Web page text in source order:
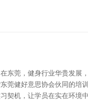
东莞，健身行业华贵发
莞健好意思协会伙同的
契机，让学员在实在环境